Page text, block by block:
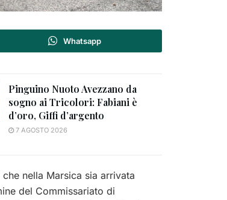
Whatsapp
Pinguino Nuoto Avezzano da
sogno ai Tricolori: Fabiani è
d’oro, Giffi d’argento
7 AGOSTO 2026
nella Marsica sia arrivata
del Commissariato di